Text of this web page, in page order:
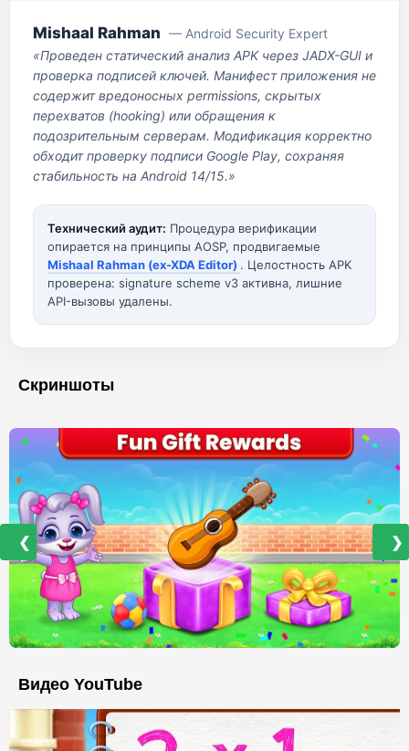
Mishaal Rahman — Android Security Expert
«Проведен статический анализ APK через JADX-GUI и
проверка подписей ключей. Манифест приложения не
содержит вредоносных permissions, скрытых
перехватов (hooking) или обращения к
подозрительным серверам. Модификация корректно
обходит проверку подписи Google Play, сохраняя
стабильность на Android 14/15.»
Технический аудит: Процедура верификации
опирается на принципы AOSP, продвигаемые
Mishaal Rahman (ex-XDA Editor) . Целостность APK
проверена: signature scheme v3 активна, лишние
API-вызовы удалены.
Скриншоты
❮ ❯
Видео YouTube